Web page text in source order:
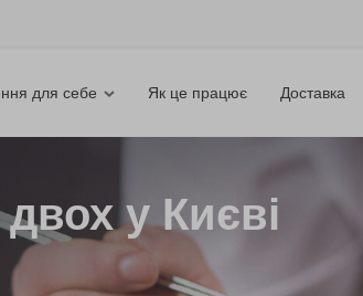
для себе Як це працює Доставка
у Києві